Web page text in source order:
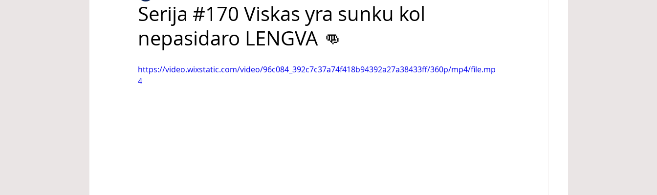
Serija #170 Viskas yra sunku kol
nepasidaro LENGVA 👊
https://video.wixstatic.com/video/96c084_392c7c37a74f418b94392a27a38433ff/360p/mp4/file.mp
4